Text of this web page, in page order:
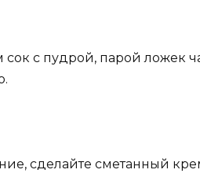
с пудрой, парой ложек
сделайте сметанный